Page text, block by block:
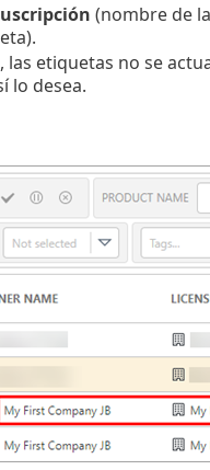
(nombre de
etiquetas no se
lo desea.